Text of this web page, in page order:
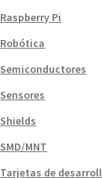
Raspberry Pi
Robótica
Semiconductores
Sensores
Shields
SMD/MNT
Tarjetas de